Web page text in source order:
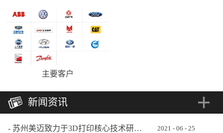
主要客户
新闻资讯
苏州美迈致力于3D打印核心技术研发 助推铸造业转型升级 2021 - 06 - 25